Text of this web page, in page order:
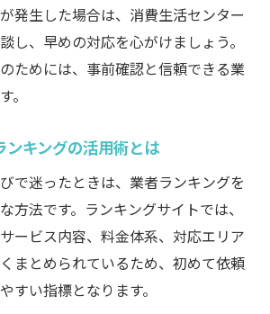
発生した場合は、消費生活センター
し、早めの対応を心がけましょう。
ためには、事前確認と信頼できる業
。
ンキングの活用術とは
で迷ったときは、業者ランキングを
方法です。ランキングサイトでは、
ービス内容、料金体系、対応エリア
まとめられているため、初めて依頼
すい指標となります。